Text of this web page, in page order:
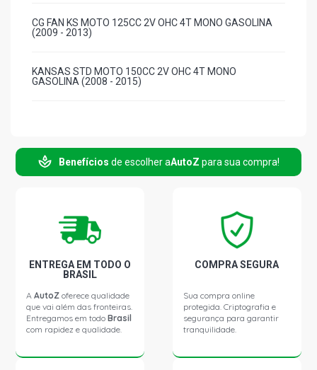
CG FAN KS MOTO 125CC 2V OHC 4T MONO GASOLINA
(2009 - 2013)
KANSAS STD MOTO 150CC 2V OHC 4T MONO
GASOLINA (2008 - 2015)
Benefícios de escolher aAutoZ para sua compra!
ENTREGA EM TODO O
BRASIL
AAutoZ oferece qualidade
que vai além das fronteiras.
Entregamos em todoBrasil
com rapidez e qualidade.
COMPRA SEGURA
Sua compra online
protegida. Criptografia e
segurança para garantir
tranquilidade.